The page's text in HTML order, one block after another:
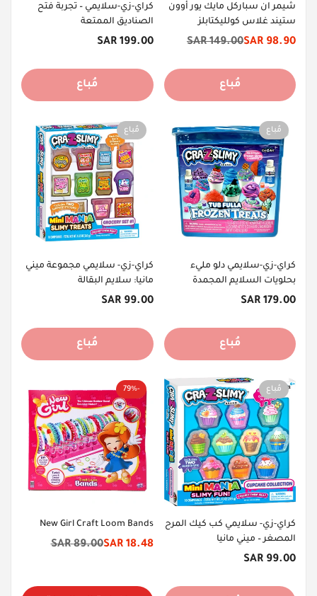
شيمر ان سباركل مايك يور أوون
ستيند غلاس كولليكتابلز
سعر
98.90 SAR
السعر
149.00 SAR
مُباع
كراي-زي-سلايمي – تجربة فتح
الصناديق الممتعة
السعر
199.00 SAR
مُباع
مُباع
كراي-زي-سلايمي دلو مليء
بحلويات السلايم المجمدة
السعر
179.00 SAR
مُباع
مُباع
كراي-زي- سلايمي مجموعة ميني
مانيا: سلايم البقالة
السعر
99.00 SAR
مُباع
مُباع
كراي-زي- سلايمي كب كيك المرح
المصغر – ميني مانيا
السعر
99.00 SAR
-79%
New Girl Craft Loom Bands
سعر
18.48 SAR
السعر
89.00 SAR